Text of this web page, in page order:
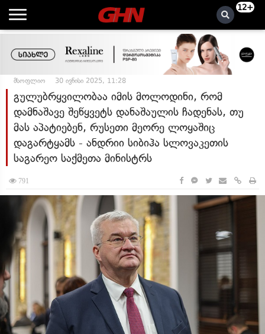
12+
მსოფლიო 30 ივნისი 2025, 11:28
გულუბრყვილობაა იმის მოლოდინი, რომ
დამნაშავე შეწყვეტს დანაშაულის ჩადენას, თუ
მას აპატიებენ, რუსეთი მეორე ლოყაშიც
დაგარტყამს - ანდრიი სიბიჰა სლოვაკეთის
საგარეო საქმეთა მინისტრს
791